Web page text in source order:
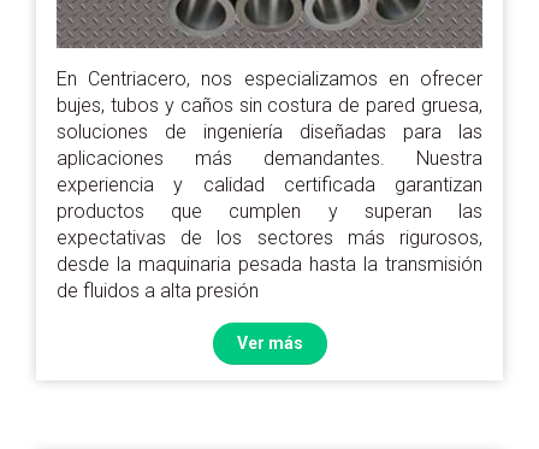
En Centriacero, nos especializamos en ofrecer
bujes, tubos y caños sin costura de pared gruesa,
soluciones de ingeniería diseñadas para las
aplicaciones más demandantes. Nuestra
experiencia y calidad certificada garantizan
productos que cumplen y superan las
expectativas de los sectores más rigurosos,
desde la maquinaria pesada hasta la transmisión
de fluidos a alta presión
Ver más